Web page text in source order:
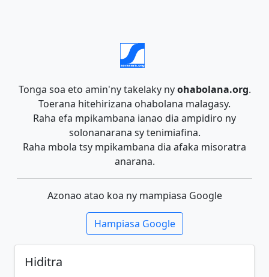
Tonga soa eto amin'ny takelaky nyohabolana.org.
Toerana hitehirizana ohabolana malagasy.
Raha efa mpikambana ianao dia ampidiro ny
solonanarana sy tenimiafina.
Raha mbola tsy mpikambana dia afaka misoratra
anarana.
Azonao atao koa ny mampiasa Google
Hampiasa Google
Hiditra